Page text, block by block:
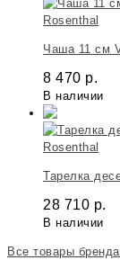
Rosenthal
Чаша 11 см
8 470 р.
В наличии
Rosenthal
Тарелка
28 710 р.
В наличии
Все товары бренда